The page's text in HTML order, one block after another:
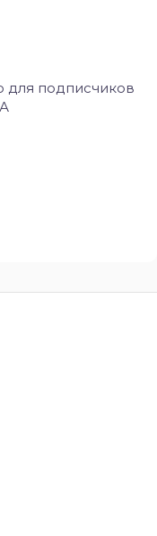
для подписчиков